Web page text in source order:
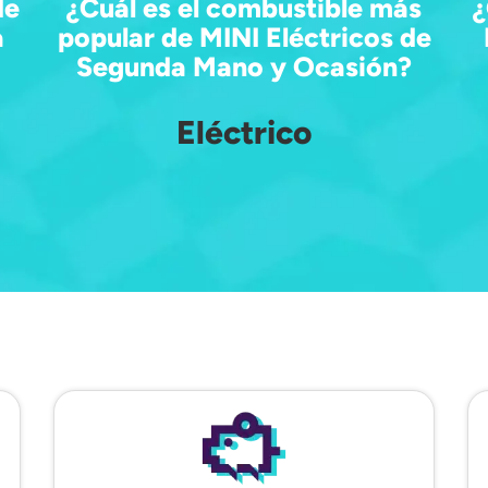
¿Cuál es el combustible más
popular de MINI Eléctricos de
Segunda Mano y Ocasión?
Eléctrico